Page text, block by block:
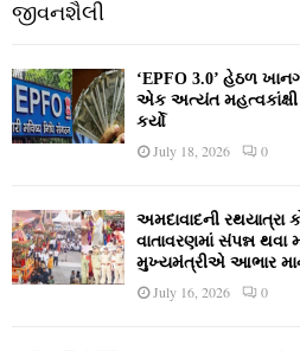
જીવનશૈલી
‘EPFO 3.0’ હેઠળ
એક અત્યંત મહત્વકાંક્ષી
કર્યો
July 18, 2026 0
અમદાવાદની રથયાત્રા
વાતાવરણમાં સંપન્ન થવા
મુખ્યમંત્રીએ આભાર
July 16, 2026 0